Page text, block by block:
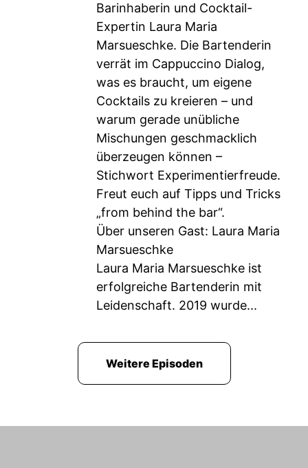
Barinhaberin und Cocktail-
Expertin Laura Maria
Marsueschke. Die Bartenderin
verrät im Cappuccino Dialog,
was es braucht, um eigene
Cocktails zu kreieren – und
warum gerade unübliche
Mischungen geschmacklich
überzeugen können –
Stichwort Experimentierfreude.
Freut euch auf Tipps und Tricks
„from behind the bar“.
Über unseren Gast: Laura Maria
Marsueschke
Laura Maria Marsueschke ist
erfolgreiche Bartenderin mit
Leidenschaft. 2019 wurde...
Weitere Episoden